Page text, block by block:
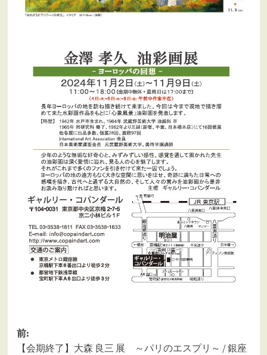
投
前:
【会期終了】大森 良三 展 ～パリのエスプリ～ / 銀座